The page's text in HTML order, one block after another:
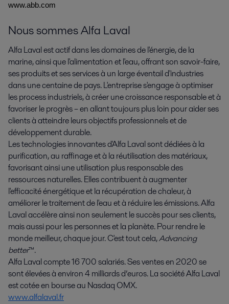
www.abb.com
Nous sommes Alfa Laval
Alfa Laval est actif dans les domaines de l'énergie, de la
marine, ainsi que l'alimentation et l'eau, offrant son savoir-faire,
ses produits et ses services à un large éventail d'industries
dans une centaine de pays. L'entreprise s'engage à optimiser
les process industriels, à créer une croissance responsable et à
favoriser le progrès – en allant toujours plus loin pour aider ses
clients à atteindre leurs objectifs professionnels et de
développement durable.
Les technologies innovantes d'Alfa Laval sont dédiées à la
purification, au raffinage et à la réutilisation des matériaux,
favorisant ainsi une utilisation plus responsable des
ressources naturelles. Elles contribuent à augmenter
l'efficacité énergétique et la récupération de chaleur, à
améliorer le traitement de l'eau et à réduire les émissions. Alfa
Laval accélère ainsi non seulement le succès pour ses clients,
mais aussi pour les personnes et la planète. Pour rendre le
monde meilleur, chaque jour. C'est tout cela,Advancing
better™.
Alfa Laval compte 16 700 salariés. Ses ventes en 2020 se
sont élevées à environ 4 milliards d’euros. La société Alfa Laval
est cotée en bourse au Nasdaq OMX.
www.alfalaval.fr